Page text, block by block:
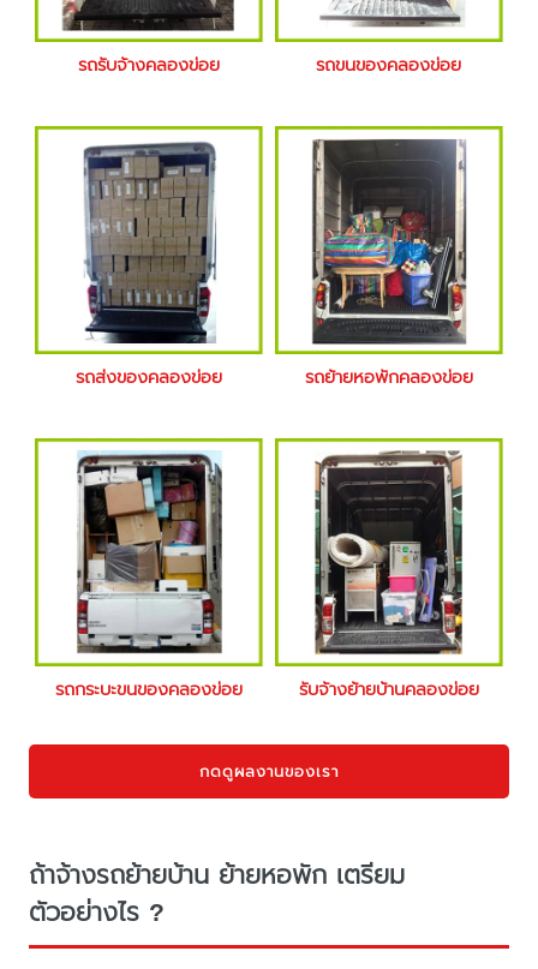
รถรับจ้างคลองข่อย รถขนของคลองข่อย
รถส่งของคลองข่อย รถย้ายหอพักคลองข่อย
รถกระบะขนของคลองข่อย รับจ้างย้ายบ้านคลองข่อย
กดดูผลงานของเรา
ถ้าจ้างรถย้ายบ้าน ย้ายหอพัก เตรียม
ตัวอย่างไร ?